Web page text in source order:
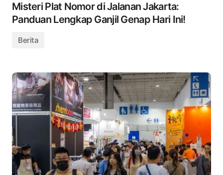
Misteri Plat Nomor di Jalanan Jakarta:
Panduan Lengkap Ganjil Genap Hari Ini!
Berita